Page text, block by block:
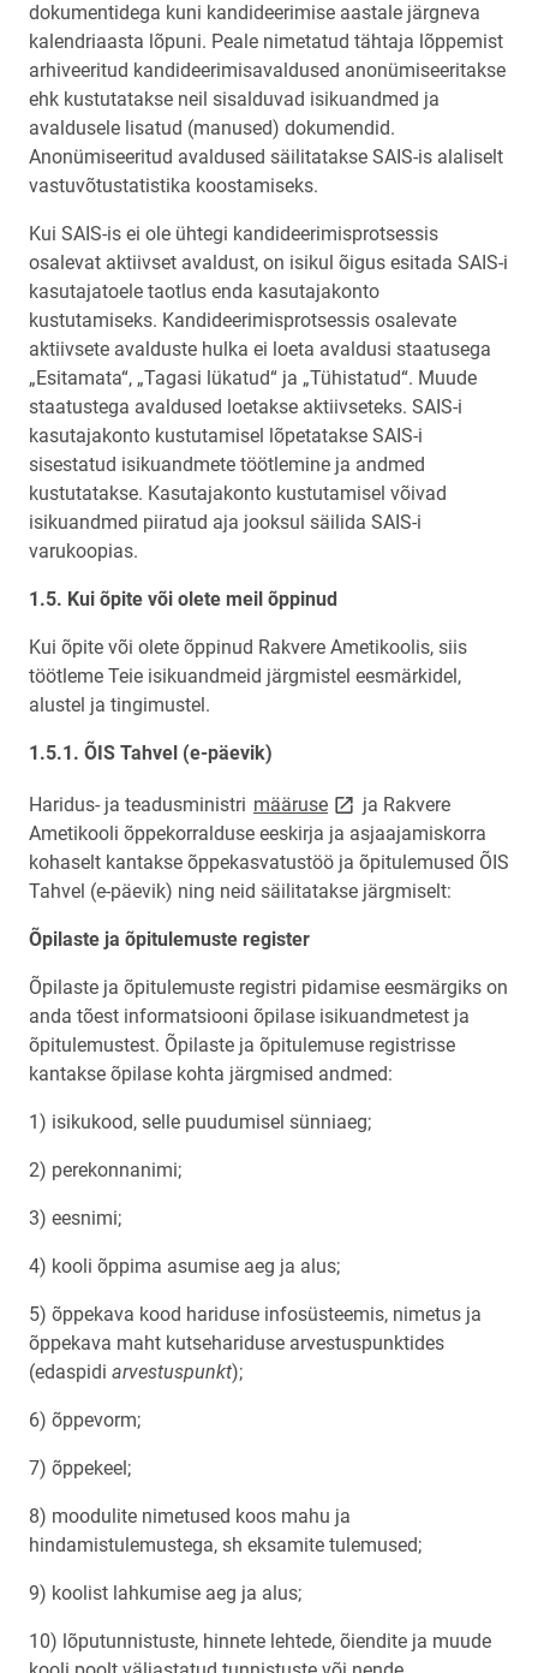
dokumentidega kuni kandideerimise aastale järgneva
kalendriaasta lõpuni. Peale nimetatud tähtaja lõppemist
arhiveeritud kandideerimisavaldused anonümiseeritakse
ehk kustutatakse neil sisalduvad isikuandmed ja
avaldusele lisatud (manused) dokumendid.
Anonümiseeritud avaldused säilitatakse SAIS-is alaliselt
vastuvõtustatistika koostamiseks.
Kui SAIS-is ei ole ühtegi kandideerimisprotsessis
osalevat aktiivset avaldust, on isikul õigus esitada SAIS-i
kasutajatoele taotlus enda kasutajakonto
kustutamiseks. Kandideerimisprotsessis osalevate
aktiivsete avalduste hulka ei loeta avaldusi staatusega
„Esitamata“, „Tagasi lükatud“ ja „Tühistatud“. Muude
staatustega avaldused loetakse aktiivseteks. SAIS-i
kasutajakonto kustutamisel lõpetatakse SAIS-i
sisestatud isikuandmete töötlemine ja andmed
kustutatakse. Kasutajakonto kustutamisel võivad
isikuandmed piiratud aja jooksul säilida SAIS-i
varukoopias.
1.5. Kui õpite või olete meil õppinud
Kui õpite või olete õppinud Rakvere Ametikoolis, siis
töötleme Teie isikuandmeid järgmistel eesmärkidel,
alustel ja tingimustel.
1.5.1. ÕIS Tahvel (e-päevik)
Haridus- ja teadusministri määruselink opens on new page
ja Rakvere
Ametikooli õppekorralduse eeskirja ja asjaajamiskorra
kohaselt kantakse õppekasvatustöö ja õpitulemused ÕIS
Tahvel (e-päevik) ning neid säilitatakse järgmiselt:
Õpilaste ja õpitulemuste register
Õpilaste ja õpitulemuste registri pidamise eesmärgiks on
anda tõest informatsiooni õpilase isikuandmetest ja
õpitulemustest. Õpilaste ja õpitulemuse registrisse
kantakse õpilase kohta järgmised andmed:
1) isikukood, selle puudumisel sünniaeg;
2) perekonnanimi;
3) eesnimi;
4) kooli õppima asumise aeg ja alus;
5) õppekava kood hariduse infosüsteemis, nimetus ja
õppekava maht kutsehariduse arvestuspunktides
(edaspidi arvestuspunkt);
6) õppevorm;
7) õppekeel;
8) moodulite nimetused koos mahu ja
hindamistulemustega, sh eksamite tulemused;
9) koolist lahkumise aeg ja alus;
10) lõputunnistuste, hinnete lehtede, õiendite ja muude